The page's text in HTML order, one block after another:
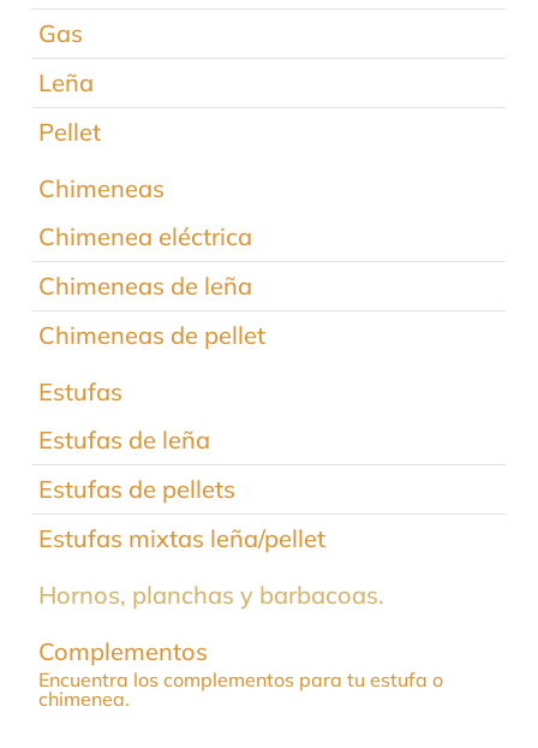
Gas
Leña
Pellet
Chimeneas
Chimenea eléctrica
Chimeneas de leña
Chimeneas de pellet
Estufas
Estufas de leña
Estufas de pellets
Estufas mixtas leña/pellet
Hornos, planchas y barbacoas.
Complementos
Encuentra los complementos para tu estufa o
chimenea.